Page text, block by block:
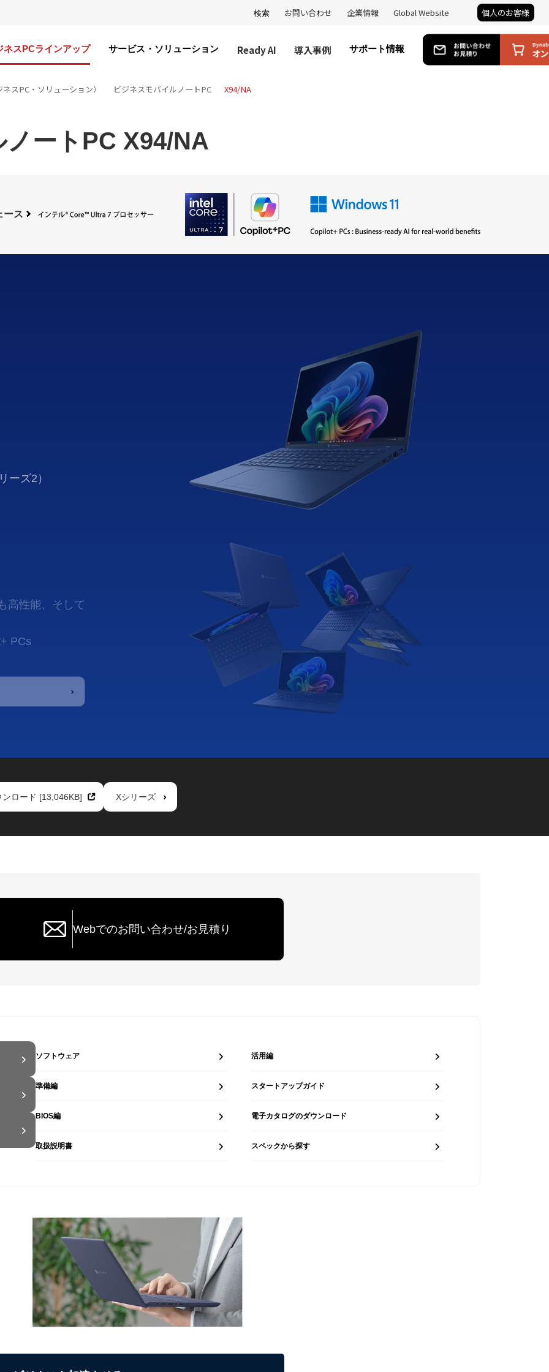
検索 お問い合わせ 企業情報 Global Website 個人のお客様
ネスPCラインアップ サービス・ソリューション Ready AI 導入事例 サポート情報
スPC・ソリューション） ビジネスモバイルノートPC X94/NA
ートPC X94/NA
ース
ズ2）
ロード [13,046KB] Xシリーズ
Webでのお問い合わせ/お見積り
ソフトウェア 活用編
準備編 スタートアップガイド
BIOS編 電子カタログのダウンロード
取扱説明書 スペックから探す